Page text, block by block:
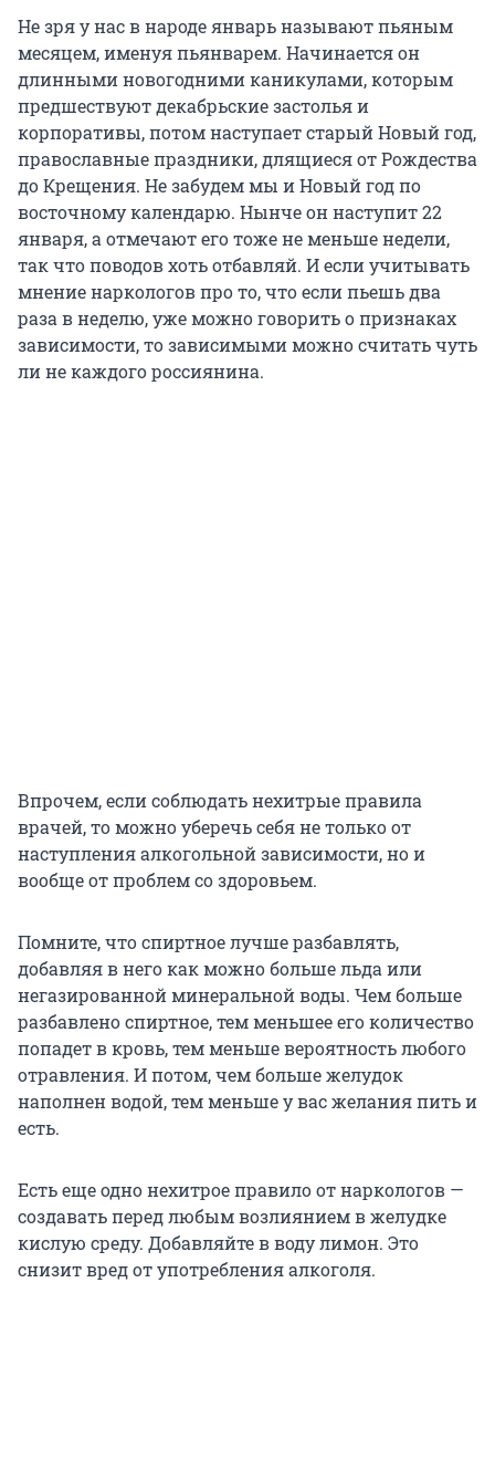
Не зря у нас в народе январь называют пьяным
месяцем, именуя пьянварем. Начинается он
длинными новогодними каникулами, которым
предшествуют декабрьские застолья и
корпоративы, потом наступает старый Новый год,
православные праздники, длящиеся от Рождества
до Крещения. Не забудем мы и Новый год по
восточному календарю. Нынче он наступит 22
января, а отмечают его тоже не меньше недели,
так что поводов хоть отбавляй. И если учитывать
мнение наркологов про то, что если пьешь два
раза в неделю, уже можно говорить о признаках
зависимости, то зависимыми можно считать чуть
ли не каждого россиянина.
Впрочем, если соблюдать нехитрые правила
врачей, то можно уберечь себя не только от
наступления алкогольной зависимости, но и
вообще от проблем со здоровьем.
Помните, что спиртное лучше разбавлять,
добавляя в него как можно больше льда или
негазированной минеральной воды. Чем больше
разбавлено спиртное, тем меньшее его количество
попадет в кровь, тем меньше вероятность любого
отравления. И потом, чем больше желудок
наполнен водой, тем меньше у вас желания пить и
есть.
Есть еще одно нехитрое правило от наркологов —
создавать перед любым возлиянием в желудке
кислую среду. Добавляйте в воду лимон. Это
снизит вред от употребления алкоголя.